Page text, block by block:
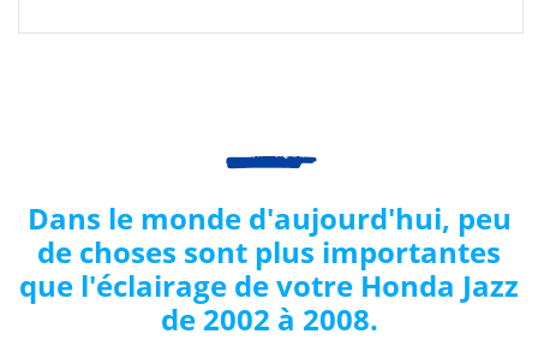
Dans le monde d'aujourd'hui, peu
de choses sont plus importantes
que l'éclairage de votre Honda Jazz
de 2002 à 2008.